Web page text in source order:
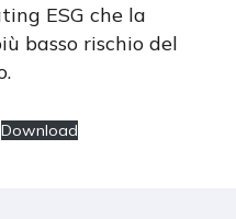
ESG che la
basso rischio del
Download